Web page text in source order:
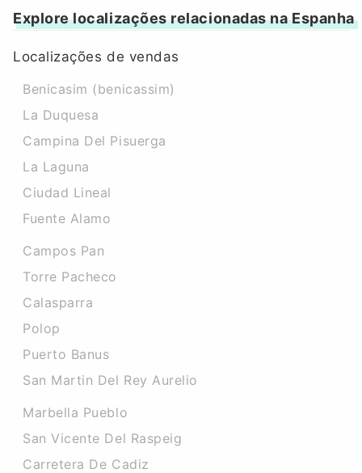
Explore localizações relacionadas na Espanha
Localizações de vendas
Benicasim (benicassim)
La Duquesa
Campina Del Pisuerga
La Laguna
Ciudad Lineal
Fuente Alamo
Campos Pan
Torre Pacheco
Calasparra
Polop
Puerto Banus
San Martin Del Rey Aurelio
Marbella Pueblo
San Vicente Del Raspeig
Carretera De Cadiz